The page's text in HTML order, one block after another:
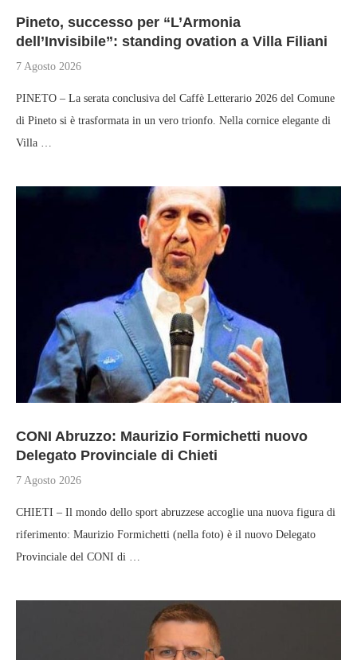
Pineto, successo per “L’Armonia
dell’Invisibile”: standing ovation a Villa Filiani
7 Agosto 2026
PINETO – La serata conclusiva del Caffè Letterario 2026 del Comune
di Pineto si è trasformata in un vero trionfo. Nella cornice elegante di
Villa …
CONI Abruzzo: Maurizio Formichetti nuovo
Delegato Provinciale di Chieti
7 Agosto 2026
CHIETI – Il mondo dello sport abruzzese accoglie una nuova figura di
riferimento: Maurizio Formichetti (nella foto) è il nuovo Delegato
Provinciale del CONI di …